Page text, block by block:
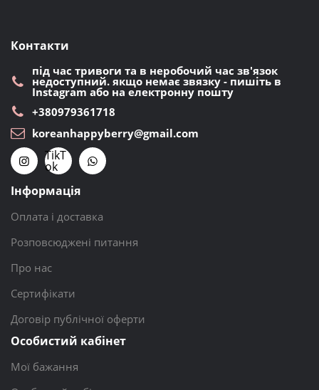
Контакти
під час тривоги та в неробочий час зв'язок
недоступний. якщо немає звязку - пишіть в
Instagram або на електронну пошту
+380979361718
koreanhappyberry@gmail.com
TikT
ok
Інформація
Оплата і доставка
Розповсюджені питання
Про нас
Сертифікати
Договір публічної оферти
Особистий кабінет
Мої бажання